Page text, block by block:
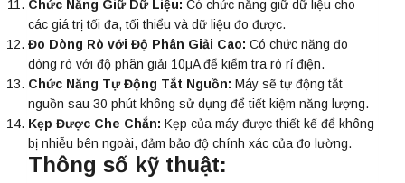
Chức Năng Giữ Dữ Liệu: Có chức năng giữ dữ liệu cho
các giá trị tối đa, tối thiểu và dữ liệu đo được.
Đo Dòng Rò với Độ Phân Giải Cao: Có chức năng đo
dòng rò với độ phân giải 10μA để kiểm tra rò rỉ điện.
Chức Năng Tự Động Tắt Nguồn: Máy sẽ tự động tắt
nguồn sau 30 phút không sử dụng để tiết kiệm năng lượng.
Kẹp Được Che Chắn: Kẹp của máy được thiết kế để không
bị nhiễu bên ngoài, đảm bảo độ chính xác của đo lường.
Thông số kỹ thuật: